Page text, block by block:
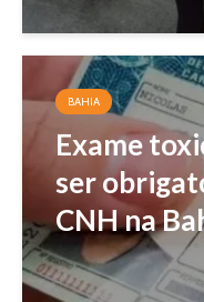
BAHIA
Exame
ser
CNH na